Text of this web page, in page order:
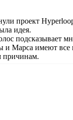
проект
идея.
подсказывает
и Марса имеют
причинам.